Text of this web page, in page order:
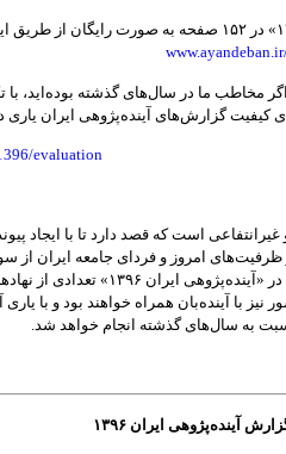
گزارش «آینده‌پژوهی ایران ۱۳۹۵» در ۱۵۲ صفحه به صورت
مخاطب ما در سال‌های گذشته بوده‌اید، با
کیفیت گزارش‌های آینده‌پژوهی ایران یاری
evaluation
غیرانتفاعی است که قصد دارد تا با ایجاد
امروز و فردای جامعه ایران از
آینده را وارد فضای عمومی کند. در
نیز با آینده‌بان همراه خواهند بود و با
به سال‌های گذشته انجام خواهد شد.
آینده‌پژوهی ایران ۱۳۹۶